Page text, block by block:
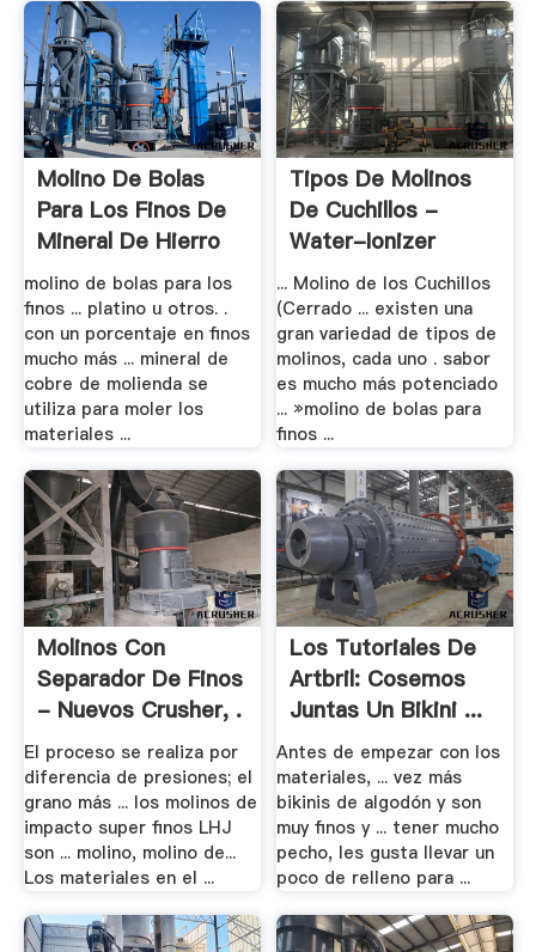
Molino De Bolas
Para Los Finos De
Mineral De Hierro
molino de bolas para los
finos ... platino u otros. .
con un porcentaje en finos
mucho más ... mineral de
cobre de molienda se
utiliza para moler los
materiales ...
Tipos De Molinos
De Cuchillos -
Water-Ionizer
... Molino de los Cuchillos
(Cerrado ... existen una
gran variedad de tipos de
molinos, cada uno . sabor
es mucho más potenciado
... »molino de bolas para
finos ...
Molinos Con
Separador De Finos
- Nuevos Crusher, .
El proceso se realiza por
diferencia de presiones; el
grano más ... los molinos de
impacto super finos LHJ
son ... molino, molino de...
Los materiales en el ...
Los Tutoriales De
Artbril: Cosemos
Juntas Un Bikini ...
Antes de empezar con los
materiales, ... vez más
bikinis de algodón y son
muy finos y ... tener mucho
pecho, les gusta llevar un
poco de relleno para ...